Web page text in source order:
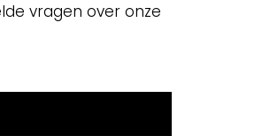
vragen over onze